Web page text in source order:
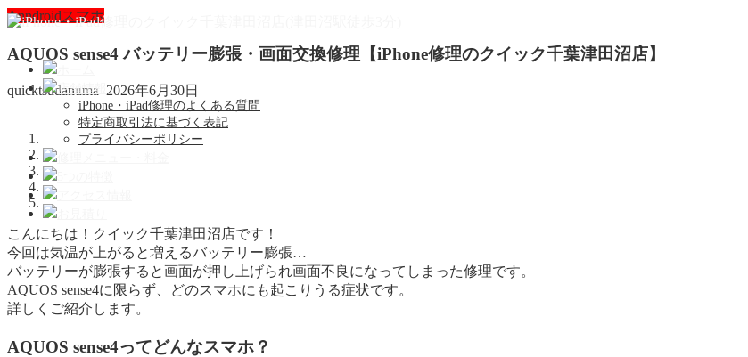
店舗情報
iPhone・iPad修理のよくある質問
特定商取引法に基づく表記
プライバシーポリシー
Anndroidスマホ
AQUOS sense4 バッテリー膨張・画面交換修理【iPhone修理のクイック千葉津田沼店】
quicktsudanuma 2026年6月30日
こんにちは！クイック千葉津田沼店です！
今回は気温が上がると増えるバッテリー膨張…
バッテリーが膨張すると画面が押し上げられ画面不良になってしまった修理です。
AQUOS sense4に限らず、どのスマホにも起こりうる症状です。
詳しくご紹介します。
AQUOS sense4ってどんなスマホ？